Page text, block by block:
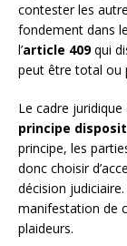
contester les
fondement dans le
l’article 409qui
peut être total ou
Le cadre juridique
principe
principe, les
donc choisir
décision
manifestation de
plaideurs.